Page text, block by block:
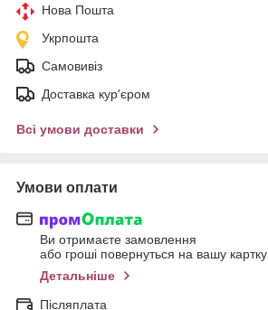
Нова Пошта
Укрпошта
Самовивіз
Доставка кур'єром
Всі умови доставки
Умови оплати
Ви отримаєте замовлення
або гроші повернуться на вашу картку
Детальніше
Післяплата